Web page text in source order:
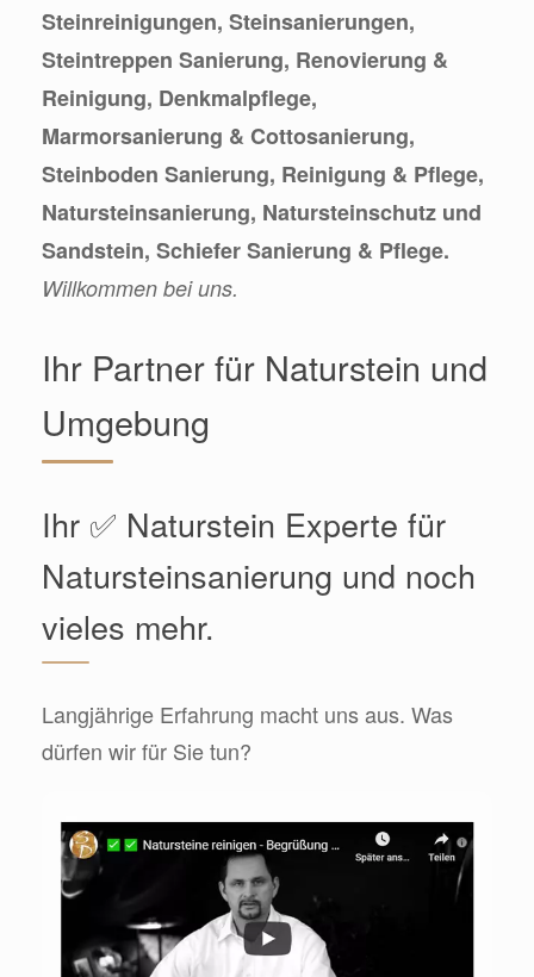
Steinreinigungen, Steinsanierungen,
Steintreppen Sanierung, Renovierung &
Reinigung, Denkmalpflege,
Marmorsanierung & Cottosanierung,
Steinboden Sanierung, Reinigung & Pflege,
Natursteinsanierung, Natursteinschutz und
Sandstein, Schiefer Sanierung & Pflege.
Willkommen bei uns.
Ihr Partner für Naturstein und
Umgebung
Ihr ✅ Naturstein Experte für
Natursteinsanierung und noch
vieles mehr.
Langjährige Erfahrung macht uns aus. Was
dürfen wir für Sie tun?